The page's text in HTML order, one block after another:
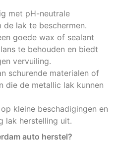
met pH-neutrale
de lak te beschermen.
goede wax of sealant
te behouden en biedt
vervuiling.
schurende materialen of
die de metallic lak kunnen
kleine beschadigingen en
lak herstelling uit.
auto herstel?